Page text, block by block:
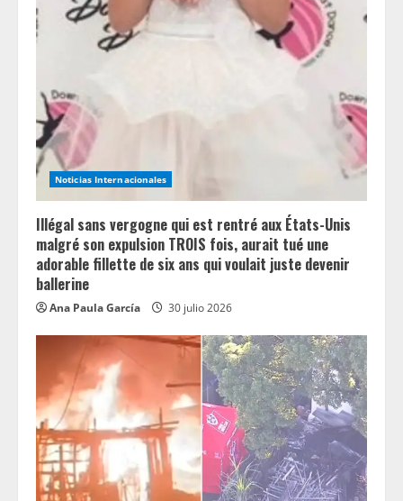
a
i
n
g
Noticias Internacionales
Illégal sans vergogne qui est rentré aux États-Unis
malgré son expulsion TROIS fois, aurait tué une
adorable fillette de six ans qui voulait juste devenir
ballerine
Ana Paula García 30 julio 2026